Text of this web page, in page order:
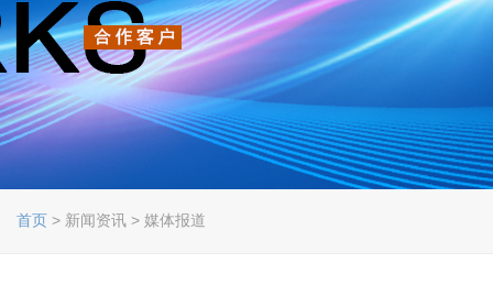
首页 > 新闻资讯 > 媒体报道